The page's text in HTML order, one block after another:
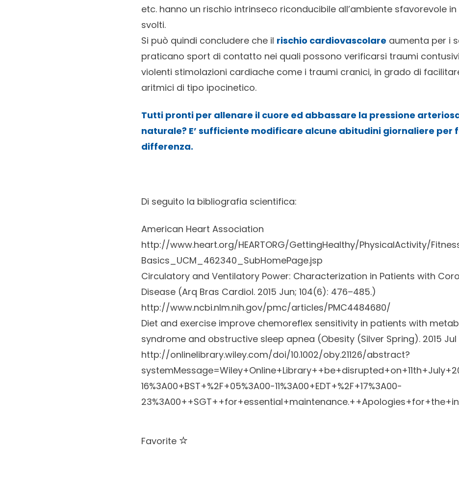
etc. hanno un rischio intrinseco riconducibile all’ambiente sfavorevole
svolti.
Si può quindi concludere che il rischio cardiovascolare aumenta per i
praticano sport di contatto nei quali possono verificarsi traumi
violenti stimolazioni cardiache come i traumi cranici, in grado di
aritmici di tipo ipocinetico.
Tutti pronti per allenare il cuore ed abbassare la pressione
naturale? E’ sufficiente modificare alcune abitudini giornaliere per
differenza.
Di seguito la bibliografia scientifica:
American Heart Association
http://www.heart.org/HEARTORG/GettingHealthy/PhysicalActivity/
Basics_UCM_462340_SubHomePage.jsp
Circulatory and Ventilatory Power: Characterization in Patients with
Disease (Arq Bras Cardiol. 2015 Jun; 104(6): 476–485.)
http://www.ncbi.nlm.nih.gov/pmc/articles/PMC4484680/
Diet and exercise improve chemoreflex sensitivity in patients with
syndrome and obstructive sleep apnea (Obesity (Silver Spring). 2015
http://onlinelibrary.wiley.com/doi/10.1002/oby.21126/abstract?
16%3A00+BST+%2F+05%3A00-11%3A00+EDT+%2F+17%3A00-
Favorite